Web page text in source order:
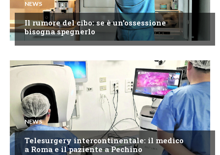
NEWS
Il rumore del cibo: se è un'ossessione
bisogna spegnerlo
NEWS
Telesurgery intercontinentale: il medico
a Roma e il paziente a Pechino